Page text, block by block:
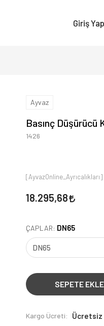
Giriş
Ayvaz
Basınç Düşürücü
1426
[AyvazOnline_Ayrıcalıkları]
18.295,68
ÇAPLAR: DN65
SEPETE EKLE
Kargo Ücreti: Ücretsiz